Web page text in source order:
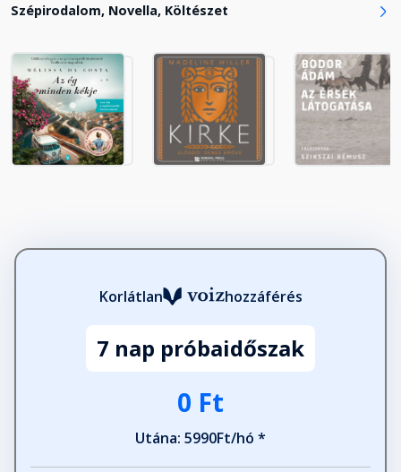
Szépirodalom, Novella, Költészet
Korlátlan hozzáférés
7 nap próbaidőszak
0 Ft
Utána: 5990Ft/hó *